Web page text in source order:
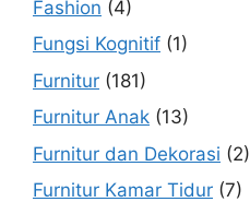
Fashion (4)
Fungsi Kognitif (1)
Furnitur (181)
Furnitur Anak (13)
Furnitur dan Dekorasi (2)
Furnitur Kamar Tidur (7)